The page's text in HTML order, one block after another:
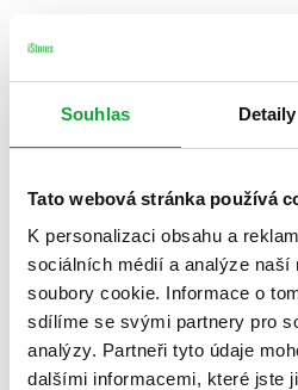
Souhlas Detaily
Tato webová stránka používá
K personalizaci obsahu a
sociálních médií a analýze
soubory cookie. Informace o
sdílíme se svými partnery pro
analýzy. Partneři tyto údaje
dalšími informacemi, které jste